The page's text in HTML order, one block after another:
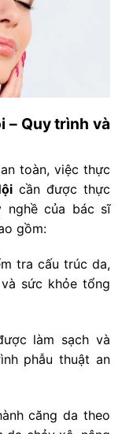
– Quy trình và
toàn, việc thực
cần được thực
của bác sĩ
gồm:
tra cấu trúc da,
sức khỏe tổng
làm sạch và
phẫu thuật an
căng da theo